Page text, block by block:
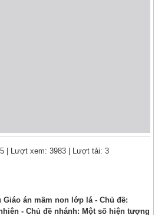
| Lượt xem: 3983 | Lượt tải: 3
Giáo án mầm non lớp lá - Chủ đề:
- Chủ đề nhánh: Một số hiện tượng